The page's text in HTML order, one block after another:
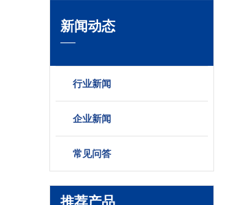
新闻动态
行业新闻
企业新闻
常见问答
推荐产品